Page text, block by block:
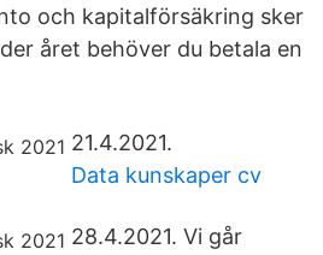
och kapitalförsäkring sker
året behöver du betala en
21.4.2021.
Data kunskaper cv
28.4.2021. Vi går